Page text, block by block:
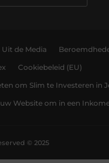
Uit de Media
Cookiebeleid (EU)
om Slim te Investeren in
Website om in een
© 2025